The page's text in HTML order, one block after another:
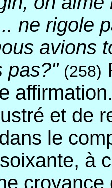
ne rigole
avions
pas?" (258)
et de
le
à